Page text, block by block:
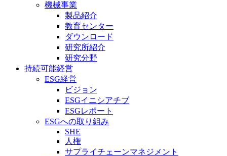
機械事業
製品紹介
教育センター
ダウンロード
研究所紹介
研究分野
持続可能経営
ESG経営
ビジョン
ESGイニシアチブ
ESGレポート
ESGへの取り組み
SHE
人権
サプライチェーンマネジメント